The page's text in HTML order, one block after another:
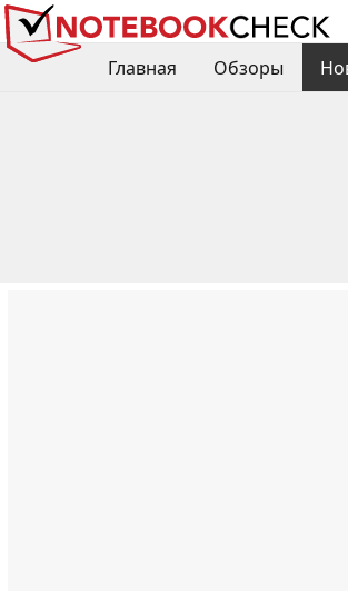
Главная Обзоры